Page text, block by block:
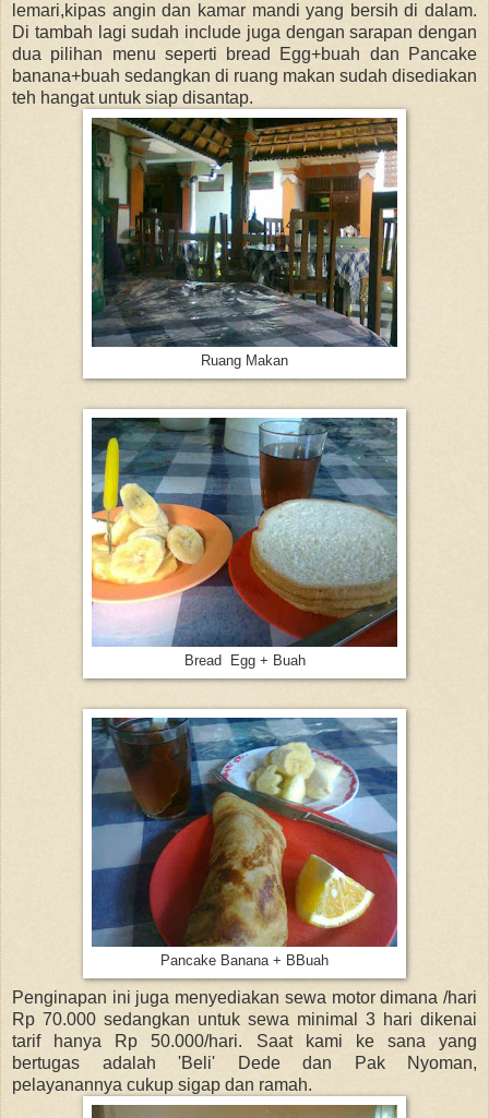
lemari,kipas angin dan kamar mandi yang bersih di dalam.
Di tambah lagi sudah include juga dengan sarapan dengan
dua pilihan menu seperti bread Egg+buah dan Pancake
banana+buah sedangkan di ruang makan sudah disediakan
teh hangat untuk siap disantap.
Ruang Makan
Bread Egg + Buah
Pancake Banana + BBuah
Penginapan ini juga menyediakan sewa motor dimana /hari
Rp 70.000 sedangkan untuk sewa minimal 3 hari dikenai
tarif hanya Rp 50.000/hari. Saat kami ke sana yang
bertugas adalah 'Beli' Dede dan Pak Nyoman,
pelayanannya cukup sigap dan ramah.